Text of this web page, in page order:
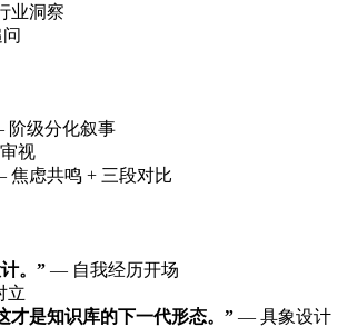
业洞察
级分化叙事
视
焦虑共鸣 + 三段对比
。” — 自我经历开场
立
是知识库的下一代形态。” — 具象设计